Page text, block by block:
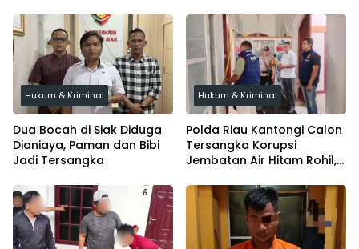
Hukum & Kriminal
Dua Bocah di Siak Diduga
Dianiaya, Paman dan Bibi
Jadi Tersangka
Hukum & Kriminal
Polda Riau Kantongi Calon
Tersangka Korupsi
Jembatan Air Hitam Rohil,